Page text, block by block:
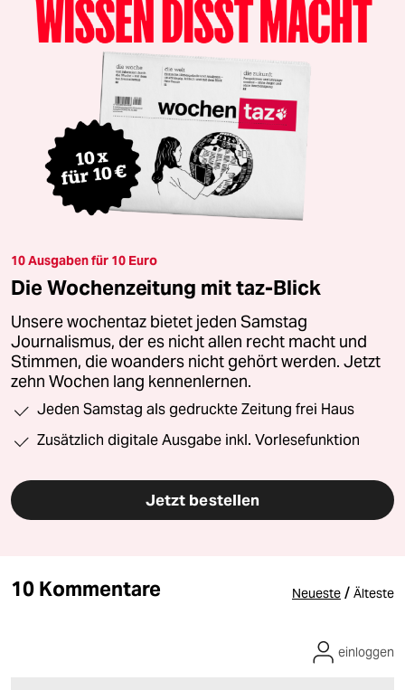
10 Ausgaben für 10 Euro
Die Wochenzeitung mit taz-Blick
Unsere wochentaz bietet jeden Samstag
Journalismus, der es nicht allen recht macht und
Stimmen, die woanders nicht gehört werden. Jetzt
zehn Wochen lang kennenlernen.
Jeden Samstag als gedruckte Zeitung frei Haus
Zusätzlich digitale Ausgabe inkl. Vorlesefunktion
Jetzt bestellen
10 Kommentare Neueste / Älteste
einloggen